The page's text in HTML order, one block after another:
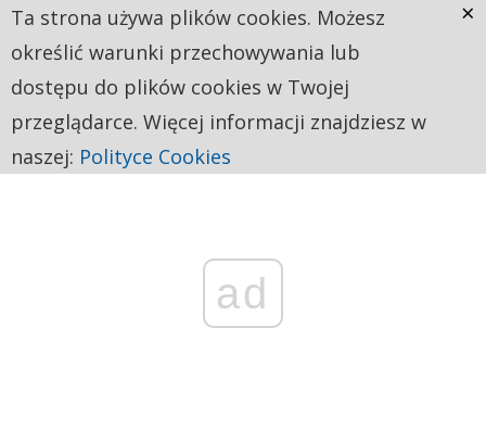
ad
Ta strona używa plików cookies. Możesz
określić warunki przechowywania lub
dostępu do plików cookies w Twojej
przeglądarce. Więcej informacji znajdziesz w
naszej: Polityce Cookies
×